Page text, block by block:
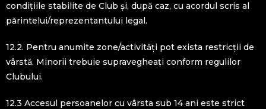
condițiile stabilite de Club și, după caz, cu acordul scris al
părintelui/reprezentantului legal.
12.2. Pentru anumite zone/activități pot exista restricții de
vârstă. Minorii trebuie supravegheați conform regulilor
Clubului.
12.3 Accesul persoanelor cu vârsta sub 14 ani este strict